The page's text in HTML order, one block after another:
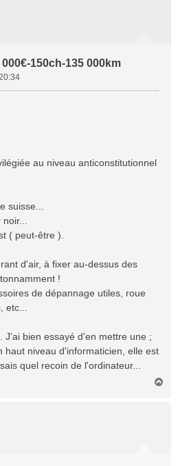
150ch-135 000km
au niveau anticonstitutionnel
suisse...
noir...
( peut-être ).
d'air, à fixer au-dessus des
!
de dépannage utiles, roue
etc...
J'ai bien essayé d'en mettre une ;
haut niveau d'informaticien, elle est
quel recoin de l'ordinateur...